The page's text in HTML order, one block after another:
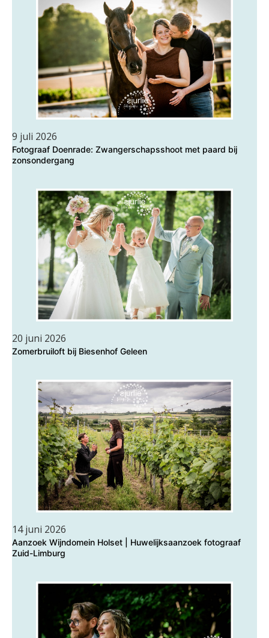
9 juli 2026
Fotograaf Doenrade: Zwangerschapsshoot met paard bij
zonsondergang
20 juni 2026
Zomerbruiloft bij Biesenhof Geleen
14 juni 2026
Aanzoek Wijndomein Holset | Huwelijksaanzoek fotograaf
Zuid-Limburg